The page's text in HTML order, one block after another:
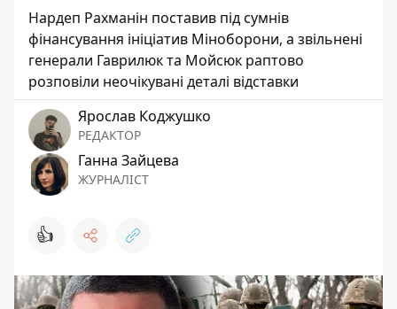
Нардеп Рахманін поставив під сумнів
фінансування ініціатив Міноборони, а звільнені
генерали Гаврилюк та Мойсюк раптово
розповіли неочікувані деталі відставки
Ярослав Коджушко
РЕДАКТОР
Ганна Зайцева
ЖУРНАЛІСТ
👍